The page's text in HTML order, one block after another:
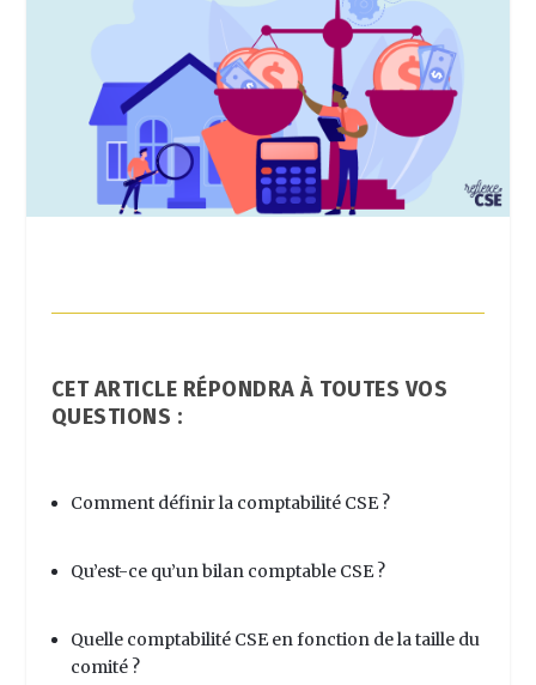
CET ARTICLE RÉPONDRA À TOUTES VOS
QUESTIONS :
Comment définir la comptabilité CSE ?
Qu’est-ce qu’un bilan comptable CSE ?
Quelle comptabilité CSEen fonction de la taille du
comité ?